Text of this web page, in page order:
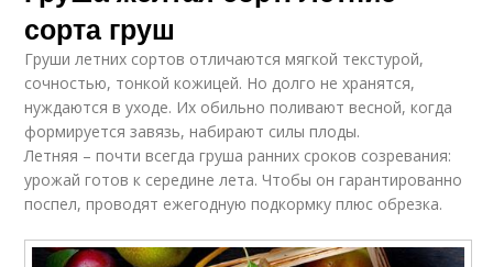
сорта груш
Груши летних сортов отличаются мягкой текстурой,
сочностью, тонкой кожицей. Но долго не хранятся,
нуждаются в уходе. Их обильно поливают весной, когда
формируется завязь, набирают силы плоды.
Летняя – почти всегда груша ранних сроков созревания:
урожай готов к середине лета. Чтобы он гарантированно
поспел, проводят ежегодную подкормку плюс обрезка.